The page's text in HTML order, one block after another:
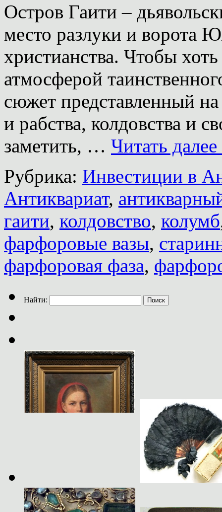
Остров Гаити –
место разлуки и ворота
христианства. Чтобы
атмосферой
сюжет представленный
и рабства, колдовства и
заметить, … Читать далее
Рубрика: Инвестиции в
Антиквариат,
гаити, колдовство, колумб
фарфоровые вазы,
фарфоровая фаза,
Найти: